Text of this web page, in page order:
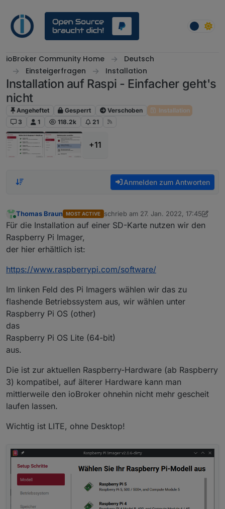
ioBroker Community Home
Deutsch
Einsteigerfragen
Installation
Installation auf Raspi - Einfacher geht's
nicht
Angeheftet Gesperrt Verschoben
Installation
3
1 118.2k 21
+11
Anmelden zum Antworten
Online
Thomas Braun MOST ACTIVE schrieb am 27. Jan. 2022, 17:45
zuletzt editiert von Thomas Braun
Für die Installation auf einer SD-Karte nutzen wir den
Raspberry Pi Imager,
der hier erhältlich ist:
https://www.raspberrypi.com/software/
Im linken Feld des Pi Imagers wählen wir das zu
flashende Betriebssystem aus, wir wählen unter
Raspberry Pi OS (other)
das
Raspberry Pi OS Lite (64-bit)
aus.
Die ist zur aktuellen Raspberry-Hardware (ab Raspberry
3) kompatibel, auf älterer Hardware kann man
mittlerweile den ioBroker ohnehin nicht mehr gescheit
laufen lassen.
Wichtig ist LITE, ohne Desktop!